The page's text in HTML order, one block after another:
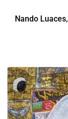
Nando